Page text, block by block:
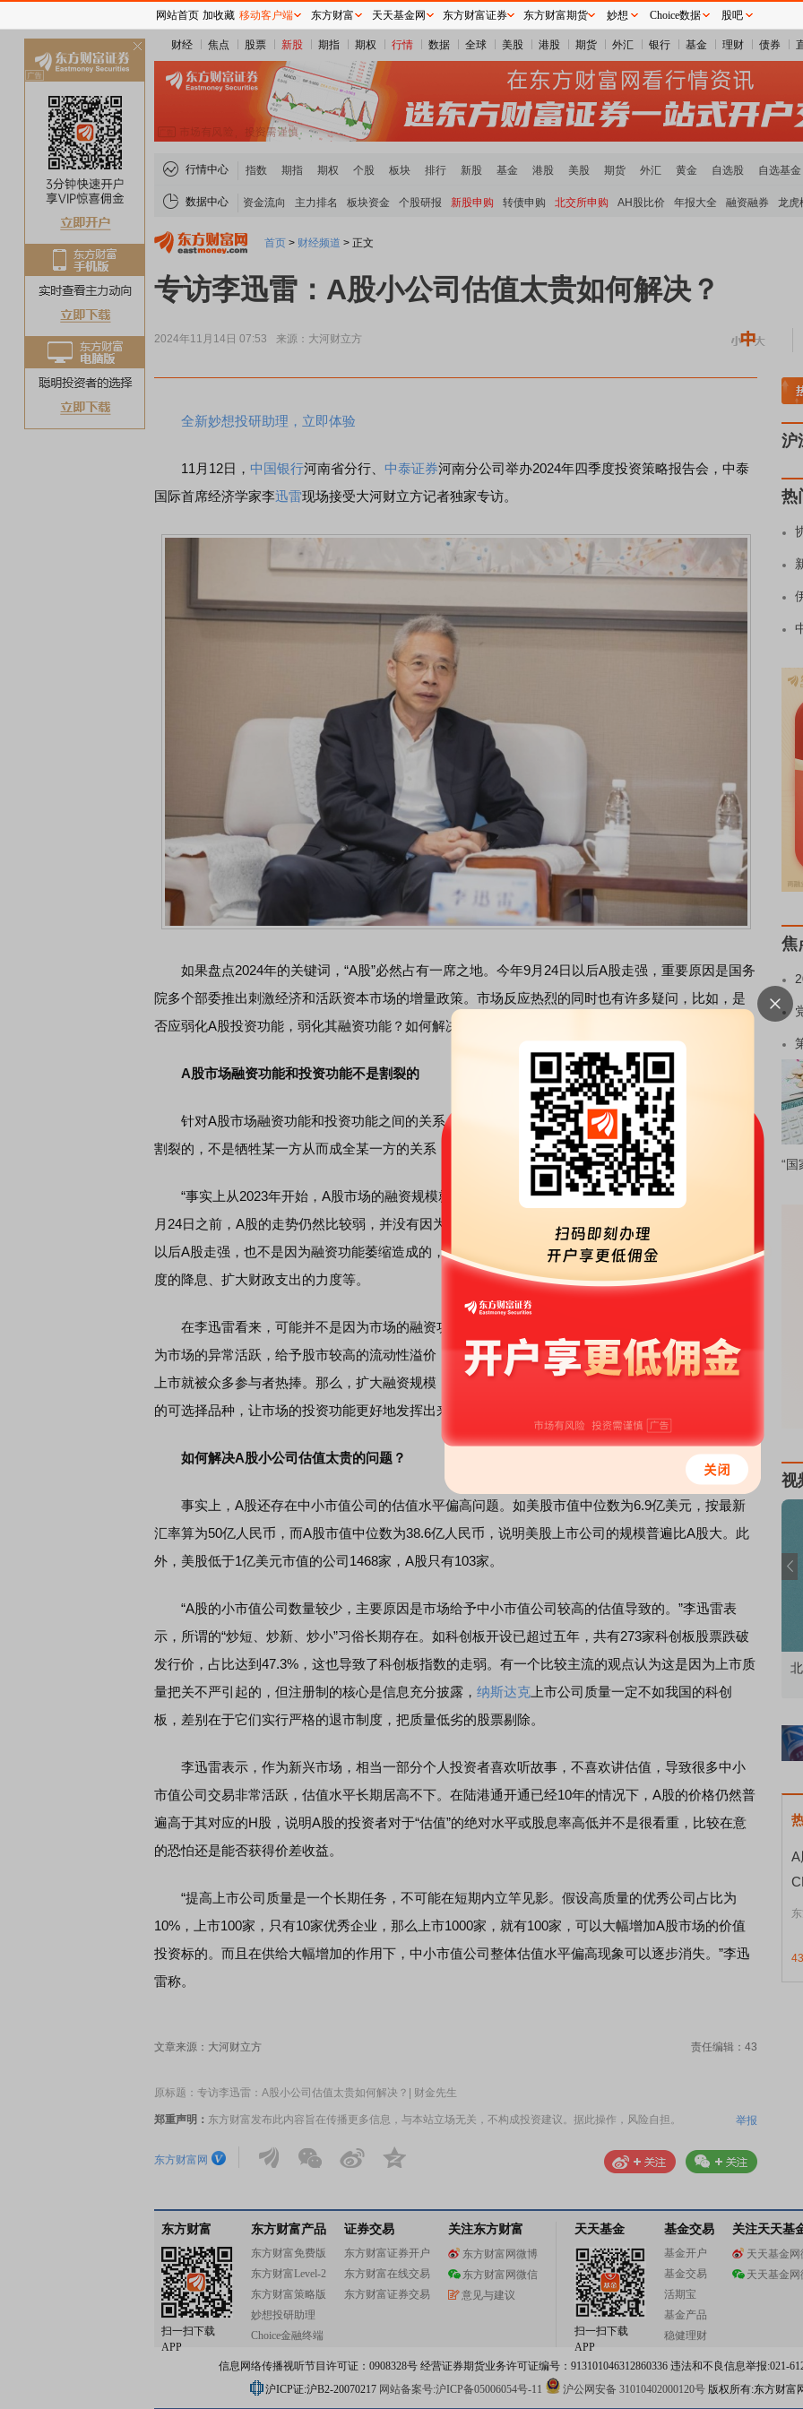
财经 焦点 股票 新股 期指 期权 行情 数据 全球 美股 港股 期货 外汇 银行 基金 理财 债券
行情中心 指数 期指 期权 个股 板块 排行 新股 基金 港股 美股 期货 外汇 黄金 自选股 自选基金
数据中心 资金流向 主力排名 板块资金 个股研报 新股申购 转债申购 北交所申购 AH股比价 年报大全 融资融券 龙虎
首页 > 财经频道 > 正文
专访李迅雷：A股小公司估值太贵如何解决？
2024年11月14日 07:53 来源：大河财立方
全新妙想投研助理，立即体验
11月12日， 中国银行河南省分行、 中泰证券河南分公司举办2024年四季度投资策略报告会，中泰
国际首席经济学家李迅雷现场接受大河财立方记者独家专访。
如果盘点2024年的关键词，“A股”必然占有一席之地。今年9月24日以后A股走强，重要原因是国务
院多个部委推出刺激经济和活跃资本市场的增量政策。市场反应热烈的同时也有许多疑问，比如，是
否应弱化A股投资功能，弱化其融资功能？如何解决A股小公司估值太贵的问题？
A股市场融资功能和投资功能不是割裂的
针对A股市场融资功能和投资功能之间的关系，李
表示，A股市场的融资功能和投资功能不是
割裂的，不是牺牲某一方从而成全某一方的关系，应该是相互促进的。
“事实上从2023年开始，A股市场的融资规模就出现了明显下降，今年更是进一步降低。但在今年9
月24日之前，A股的走势仍然比较弱，并没有因为融资规模的下降而改观。”李 迅雷告诉记者，9月24日
以后A股走强，也不是因为融资功能萎缩造成的，是由于国家出台了一系列的刺激经济政策，包括有力
度的降息、扩大财政支出的力度等。
在李迅雷看来，可能并不是因为市场的融资功能过于强大，便让股市失去了投资功能，恰恰是因
为市场的异常活跃，给予股市较高的流动性溢价，反而使市场缺少可投资的权益类标的，这导致新股
上市就被众多参与者热捧。那么，扩大融资规模，才能让真正的投资者、让中长线资金有更多、更好
的可选择品种，让市场的投资功能更好地发挥出来。
如何解决A股小公司估值太贵的问题？
事实上，A股还存在中小市值公司的估值水平偏高问题。如美股市值中位数为6.9亿美元，按最新
汇率算为50亿人民币，而A股市值中位数为38.6亿人民币，说明美股上市公司的规模普遍比A股大。此
外，美股低于1亿美元市值的公司1468家，A股只有103家。
“A股的小市值公司数量较少，主要原因是市场给予中小市值公司较高的估值导致的。”李迅雷表
示，所谓的“炒短、炒新、炒小”习俗长期存在。如科创板开设已超过五年，共有273家科创板股票跌破
发行价，占比达到47.3%，这也导致了科创板指数的走弱。有一个比较主流的观点认为这是因为上市质
量把关不严引起的，但注册制的核心是信息充分披露， 纳斯达克 上市公司质量一定不如我国的科创
板，差别在于它们实行严格的退市制度，把质量低劣的股票剔除。
李迅雷表示，作为新兴市场，相当一部分个人投资者喜欢听故事，不喜欢讲估值，导致很多中小
市值公司交易非常活跃，估值水平长期居高不下。在陆港通开通已经10年的情况下，A股的价格仍然普
遍高于其对应的H股，说明A股的投资者对于“估值”的绝对水平或股息率高低并不是很看重，比较在意
的恐怕还是能否获得价差收益。
“提高上市公司质量是一个长期任务，不可能在短期内立竿见影。假设高质量的优秀公司占比为
10%，上市100家，只有10家优秀企业，那么上市1000家，就有100家，可以大幅增加A股市场的价值
投资标的。而且在供给大幅增加的作用下，中小市值公司整体估值水平偏高现象可以逐步消失。”李迅
雷称。
文章来源：大河财立方 责任编辑：43
原标题：专访李迅雷：A股小公司估值太贵如何解决？| 财金先生
郑重声明： 东方财富发布此内容旨在传播更多信息，与本站立场无关，不构成投资建议。据此操作，风险自担。 举报
东方财富网
沪
热
焦
“国
视
知识通识：从基础认知到特色品种 了解北交所知识 做理性投资者 市价委托那么多种，究竟怎么用？
A
东方财富
扫一扫下载
APP
东方财富产品
东方财富免费版
东方财富Level-2
东方财富策略版
妙想投研助理
Choice金融终端
证券交易
东方财富证券开户
东方财富在线交易
东方财富证券交易
关注东方财富
东方财富网微博
东方财富网微信
意见与建议
天天基金
扫一扫下载
APP
基金交易
基金开户
基金交易
活期宝
基金产品
稳健理财
关注天天基
天天基金网
天天基金网
信息网络传播视听节目许可证：0908328号 经营证券期货业务许可证编号：913101046312860336 违法和不良信息举报:021-
沪ICP证:沪B2-20070217 网站备案号:沪ICP备05006054号-11 沪公网安备 31010402000120号版权所有:东方财富
网站首页 加收藏 移动客户端 东方财富 天天基金网 东方财富证券 东方财富期货 妙想 Choice数据 股吧
关